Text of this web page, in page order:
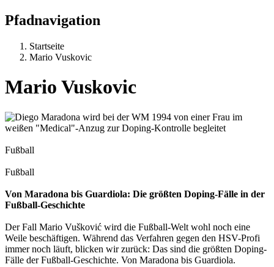
Pfadnavigation
Startseite
Mario Vuskovic
Mario Vuskovic
Fußball
Fußball
Von Maradona bis Guardiola: Die größten Doping-Fälle in der
Fußball-Geschichte
Der Fall Mario Vušković wird die Fußball-Welt wohl noch eine
Weile beschäftigen. Während das Verfahren gegen den HSV-Profi
immer noch läuft, blicken wir zurück: Das sind die größten Doping-
Fälle der Fußball-Geschichte. Von Maradona bis Guardiola.